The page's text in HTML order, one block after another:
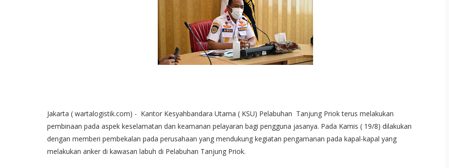
Jakarta ( wartalogistik.com) - Kantor Kesyahbandara Utama ( KSU) Pelabuhan Tanjung Priok terus melakukan
pembinaan pada aspek keselamatan dan keamanan pelayaran bagi pengguna jasanya. Pada Kamis ( 19/8) dilakukan
dengan memberi pembekalan pada perusahaan yang mendukung kegiatan pengamanan pada kapal-kapal yang
melakukan anker di kawasan labuh di Pelabuhan Tanjung Priok.